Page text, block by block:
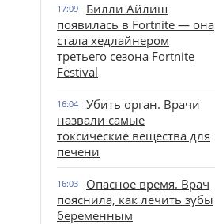
17:09
Билли Айлиш
появилась в Fortnite — она
стала хедлайнером
третьего сезона Fortnite
Festival
16:04
Убить орган. Врачи
назвали самые
токсические вещества для
печени
16:03
Опасное время. Врач
пояснила, как лечить зубы
беременным